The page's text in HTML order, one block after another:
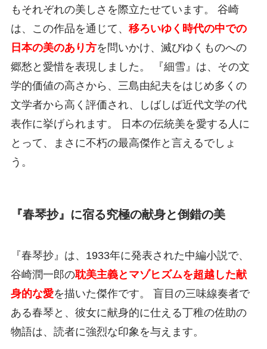
もそれぞれの美しさを際立たせています。 谷崎
は、この作品を通じて、 移ろいゆく時代の中での
日本の美のあり方を問いかけ、滅びゆくものへの
郷愁と愛惜を表現しました。 『細雪』は、その文
学的価値の高さから、三島由紀夫をはじめ多くの
文学者から高く評価され、しばしば近代文学の代
表作に挙げられます。 日本の伝統美を愛する人に
とって、まさに不朽の最高傑作と言えるでしょ
う。
『春琴抄』に宿る究極の献身と倒錯の美
『春琴抄』は、1933年に発表された中編小説で、
谷崎潤一郎の耽美主義とマゾヒズムを超越した献
身的な愛を描いた傑作です。 盲目の三味線奏者で
ある春琴と、彼女に献身的に仕える丁稚の佐助の
物語は、読者に強烈な印象を与えます。